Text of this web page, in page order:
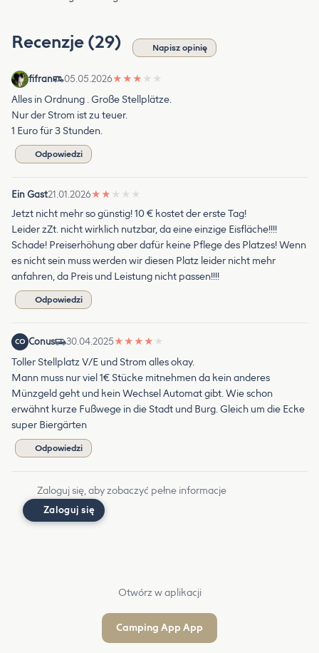
Recenzje (29) Napisz opinię
fifran 05.05.2026★ ★ ★ ★ ★
Alles in Ordnung . Große Stellplätze.
Nur der Strom ist zu teuer.
1 Euro für 3 Stunden.
Odpowiedzi
Ein Gast21.01.2026★ ★ ★ ★ ★
Jetzt nicht mehr so günstig! 10 € kostet der erste Tag!
Leider zZt. nicht wirklich nutzbar, da eine einzige Eisfläche!!!!
Schade! Preiserhöhung aber dafür keine Pflege des Platzes! Wenn
es nicht sein muss werden wir diesen Platz leider nicht mehr
anfahren, da Preis und Leistung nicht passen!!!!
Odpowiedzi
CO Conus 30.04.2025★ ★ ★ ★ ★
Toller Stellplatz V/E und Strom alles okay.
Mann muss nur viel 1€ Stücke mitnehmen da kein anderes
Münzgeld geht und kein Wechsel Automat gibt. Wie schon
erwähnt kurze Fußwege in die Stadt und Burg. Gleich um die Ecke
super Biergärten
Odpowiedzi
Zaloguj się, aby zobaczyć pełne informacje
Zaloguj się
Otwórz w aplikacji
Camping App App